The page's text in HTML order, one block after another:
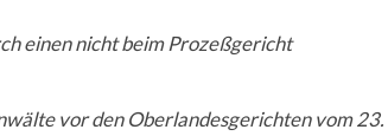
einen nicht beim Prozeßgericht
vor den Oberlandesgerichten vom 23.